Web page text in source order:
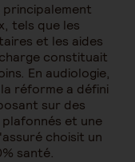
tels que les
et les aides
constituait
En audiologie,
réforme a défini
sur des
et une
choisit un
santé.